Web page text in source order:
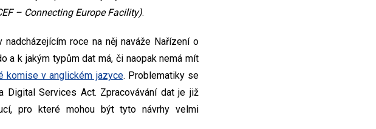
– Connecting Europe Facility).
nadcházejícím roce na něj naváže Nařízení o
a k jakým typům dat má, či naopak nemá mít
komise v anglickém jazyce. Problematiky se
Digital Services Act. Zpracovávání dat je již
pro které mohou být tyto návrhy velmi